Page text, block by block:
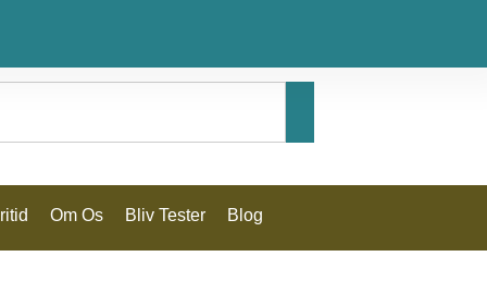
Om Os Bliv Tester Blog